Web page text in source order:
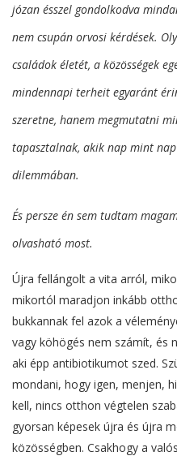
józan ésszel gondolkodva
nem csupán orvosi kérdések.
családok életét, a közösségek
mindennapi terheit egyaránt
szeretne, hanem megmutatni
tapasztalnak, akik nap mint
dilemmában.
És persze én sem tudtam
olvasható most.
Újra fellángolt a vita arról,
mikortól maradjon inkább
bukkannak fel azok a
vagy köhögés nem számít, és
aki épp antibiotikumot szed.
mondani, hogy igen, menjen,
kell, nincs otthon végtelen
gyorsan képesek újra és újra
közösségben. Csakhogy a